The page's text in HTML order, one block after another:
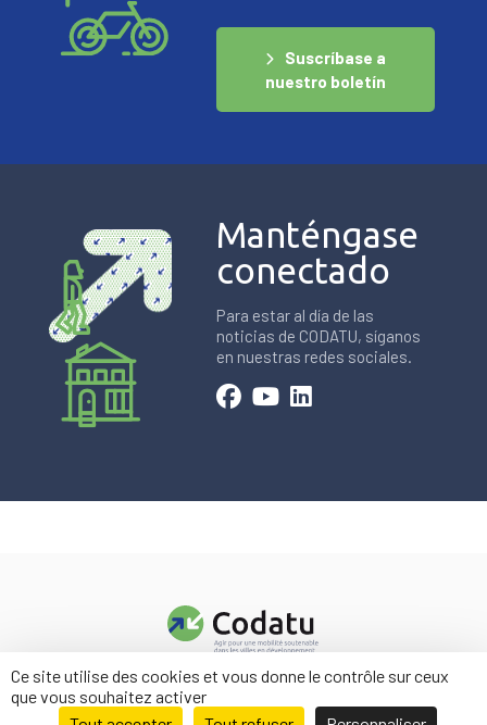
Suscríbase a
nuestro boletín
Manténgase
conectado
Para estar al día de las
noticias de CODATU, síganos
en nuestras redes sociales.
Menciones legales
Ce site utilise des cookies et vous donne le contrôle sur ceux
que vous souhaitez activer